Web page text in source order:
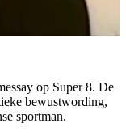
op Super 8. De
bewustwording,
sportman.